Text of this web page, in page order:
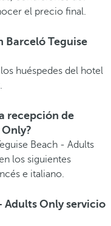
el precio final.
Barceló Teguise
huéspedes del hotel
recepción de
Beach - Adults
los siguientes
e italiano.
Adults Only servicio